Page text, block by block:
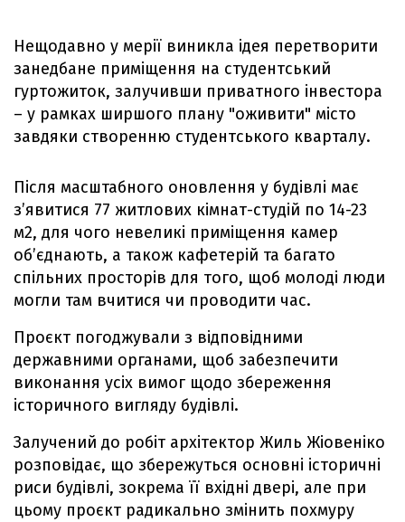
Нещодавно у мерії виникла ідея перетворити
занедбане приміщення на студентський
гуртожиток, залучивши приватного інвестора
– у рамках ширшого плану "оживити" місто
завдяки створенню студентського кварталу.
Після масштабного оновлення у будівлі має
з’явитися 77 житлових кімнат-студій по 14-23
м2, для чого невеликі приміщення камер
об’єднають, а також кафетерій та багато
спільних просторів для того, щоб молоді люди
могли там вчитися чи проводити час.
Проєкт погоджували з відповідними
державними органами, щоб забезпечити
виконання усіх вимог щодо збереження
історичного вигляду будівлі.
Залучений до робіт архітектор Жиль Жіовеніко
розповідає, що збережуться основні історичні
риси будівлі, зокрема її вхідні двері, але при
цьому проєкт радикально змінить похмуру